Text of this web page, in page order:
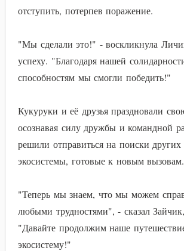
отступить, потерпев поражение.
"Мы сделали это!" - воскликнула
успеху. "Благодаря нашей
способностям мы смогли победить!"
Кукуруки и её друзья праздновали
осознавая силу дружбы и командной
решили отправиться на поиски других
экосистемы, готовые к новым вызовам.
"Теперь мы знаем, что мы можем
любыми трудностями", - сказал
"Давайте продолжим наше
экосистему!"